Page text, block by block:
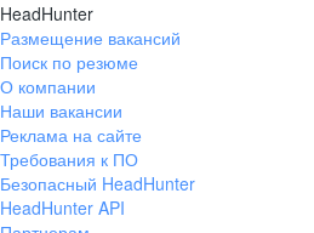
HeadHunter
Размещение вакансий
Поиск по резюме
О компании
Наши вакансии
Реклама на сайте
Требования к ПО
Безопасный HeadHunter
HeadHunter API